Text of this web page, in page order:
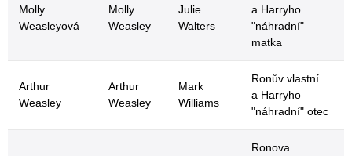
Molly
Weasleyová
Molly
Weasley
Julie
Walters
a Harryho
"náhradní"
matka
Arthur
Weasley
Arthur
Weasley
Mark
Williams
Ronův vlastní
a Harryho
"náhradní" otec
Ronova